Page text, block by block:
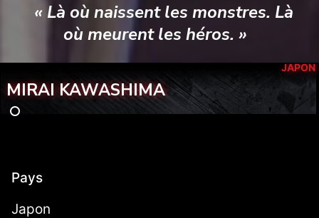
« Là où naissent les monstres. Là
où meurent les héros. »
MIRAI KAWASHIMA
JAPON
Pays
Japon